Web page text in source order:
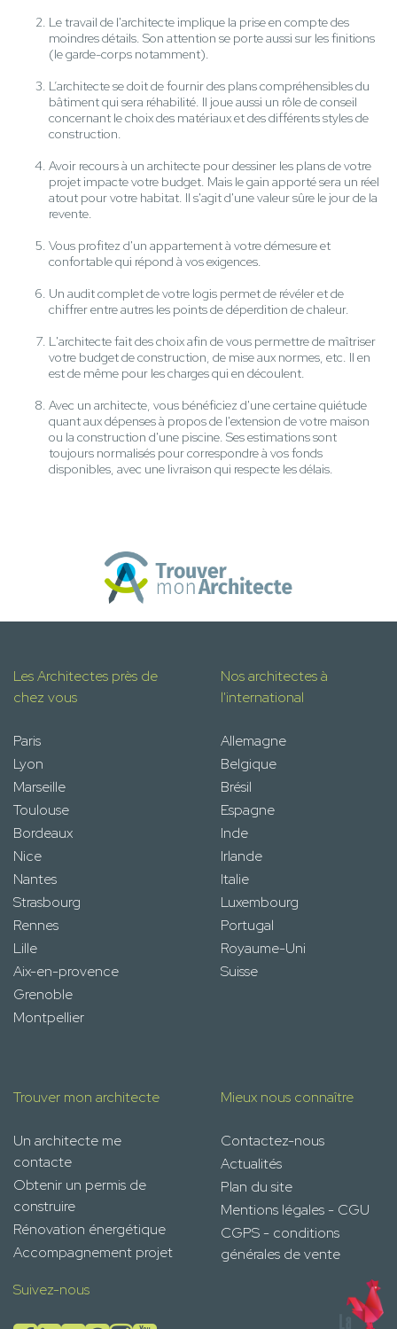
Le travail de l'architecte implique la prise en compte des
moindres détails. Son attention se porte aussi sur les finitions
(le garde-corps notamment).
L’architecte se doit de fournir des plans compréhensibles du
bâtiment qui sera réhabilité. Il joue aussi un rôle de conseil
concernant le choix des matériaux et des différents styles de
construction.
Avoir recours à un architecte pour dessiner les plans de votre
projet impacte votre budget. Mais le gain apporté sera un réel
atout pour votre habitat. Il s'agit d'une valeur sûre le jour de la
revente.
Vous profitez d'un appartement à votre démesure et
confortable qui répond à vos exigences.
Un audit complet de votre logis permet de révéler et de
chiffrer entre autres les points de déperdition de chaleur.
L'architecte fait des choix afin de vous permettre de maîtriser
votre budget de construction, de mise aux normes, etc. Il en
est de même pour les charges qui en découlent.
Avec un architecte, vous bénéficiez d'une certaine quiétude
quant aux dépenses à propos de l'extension de votre maison
ou la construction d'une piscine. Ses estimations sont
toujours normalisés pour correspondre à vos fonds
disponibles, avec une livraison qui respecte les délais.
Les Architectes près de
chez vous
Paris
Lyon
Marseille
Toulouse
Bordeaux
Nice
Nantes
Strasbourg
Rennes
Lille
Aix-en-provence
Grenoble
Montpellier
Nos architectes à
l'international
Allemagne
Belgique
Brésil
Espagne
Inde
Irlande
Italie
Luxembourg
Portugal
Royaume-Uni
Suisse
Trouver mon architecte
Un architecte me
contacte
Obtenir un permis de
construire
Rénovation énergétique
Accompagnement projet
Mieux nous connaître
Contactez-nous
Actualités
Plan du site
Mentions légales - CGU
CGPS - conditions
générales de vente
Suivez-nous